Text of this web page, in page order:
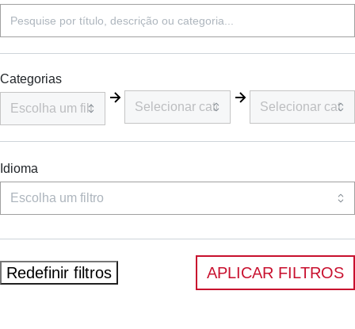
Categorias
Idioma
Redefinir filtros APLICAR FILTROS